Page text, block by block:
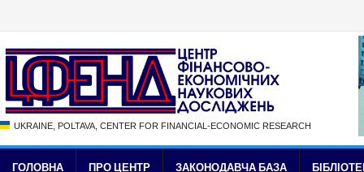
UKRAINE, POLTAVA, CENTER FOR FINANCIAL-ECONOMIC RESEARCH
ГОЛОВНА ПРО ЦЕНТР ЗАКОНОДАВЧА БАЗА